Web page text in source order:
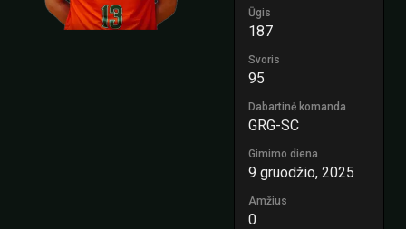
Ūgis
187
Svoris
95
Dabartinė komanda
GRG-SC
Gimimo diena
9 gruodžio, 2025
Amžius
0